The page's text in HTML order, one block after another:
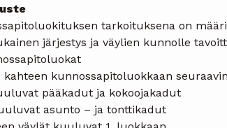
tarkoituksena on
järjestys ja väylien kunnolle
kunnossapitoluokkaan
pääkadut ja kokoojakadut
asunto – ja tonttikadut